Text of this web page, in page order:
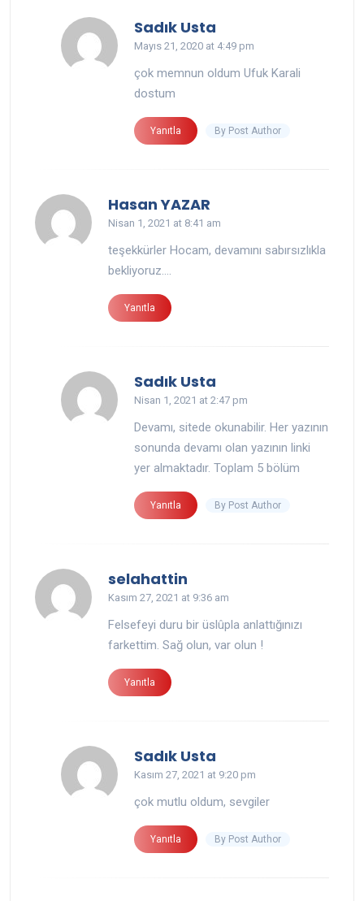
Sadık Usta
Mayıs 21, 2020 at 4:49 pm
çok memnun oldum Ufuk Karali
dostum
Yanıtla By Post Author
Hasan YAZAR
Nisan 1, 2021 at 8:41 am
teşekkürler Hocam, devamını sabırsızlıkla
bekliyoruz….
Yanıtla
Sadık Usta
Nisan 1, 2021 at 2:47 pm
Devamı, sitede okunabilir. Her yazının
sonunda devamı olan yazının linki
yer almaktadır. Toplam 5 bölüm
Yanıtla By Post Author
selahattin
Kasım 27, 2021 at 9:36 am
Felsefeyi duru bir üslûpla anlattığınızı
farkettim. Sağ olun, var olun !
Yanıtla
Sadık Usta
Kasım 27, 2021 at 9:20 pm
çok mutlu oldum, sevgiler
Yanıtla By Post Author